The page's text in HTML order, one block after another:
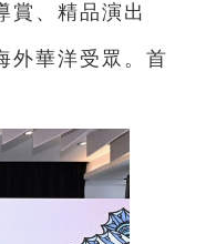
賞、精品演出
外華洋受眾。首